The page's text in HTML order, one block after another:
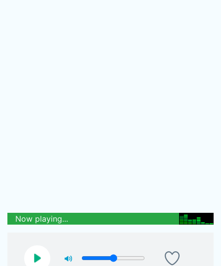
Now playing...